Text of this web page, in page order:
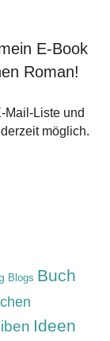
E-Book
Roman!
Mail-Liste und
möglich.
Blogs Buch
Ideen